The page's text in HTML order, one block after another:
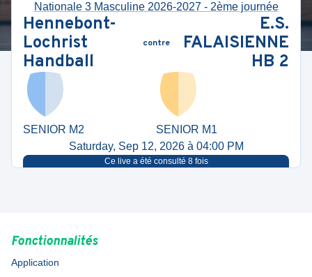
Nationale 3 Masculine 2026-2027 - 2ème journée
Hennebont-
Lochrist
Handball
contre
E.S.
FALAISIENNE
HB 2
SENIOR M2
SENIOR M1
Saturday, Sep 12, 2026 à 04:00 PM
Ce live a été consulté 8fois
Fonctionnalités
Application